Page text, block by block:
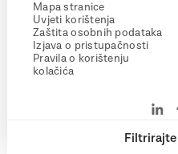
Mapa stranice
Uvjeti korištenja
Zaštita osobnih podataka
Izjava o pristupačnosti
Pravila o korištenju
kolačića